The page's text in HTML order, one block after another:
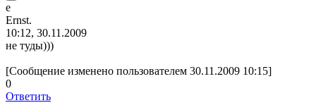
e
Ernst.
10:12, 30.11.2009
не туды)))
[Сообщение изменено пользователем 30.11.2009 10:15]
0
Ответить